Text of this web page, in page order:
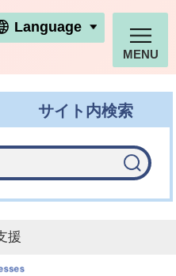
利根町ホームページ
Language
MENU
サイト内検索
援